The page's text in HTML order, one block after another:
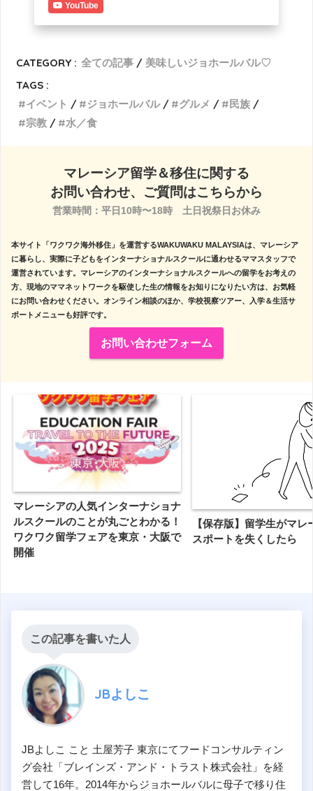
YouTube
CATEGORY : 全ての記事
美味しいジョホールバル♡
TAGS :
イベント
ジョホールバル グルメ
民族
宗教
水／食
マレーシア留学＆移住に関する
お問い合わせ、ご質問はこちらから
営業時間：平日10時〜18時　土日祝祭日お休み
本サイト「ワクワク海外移住」を運営するWAKUWAKU MALAYSIAは、マレーシア
に暮らし、実際に子どもをインターナショナルスクールに通わせるママスタッフで
運営されています。マレーシアのインターナショナルスクールへの留学をお考えの
方、現地のママネットワークを駆使した生の情報をお知りになりたい方は、お気軽
にお問い合わせください。オンライン相談のほか、学校視察ツアー、入学＆生活サ
ポートメニューも好評です。
お問い合わせフォーム
マレーシアの人気インターナショナ
ルスクールのことが丸ごとわかる！
ワクワク留学フェアを東京・大阪で
開催
【保存版】留学生がマレ
スポートを失くしたら
この記事を書いた人
JBよしこ
JBよしこ こと 土屋芳子 東京にてフードコンサルティン
グ会社「ブレインズ・アンド・トラスト株式会社」を経
営して16年。2014年からジョホールバルに母子で移り住